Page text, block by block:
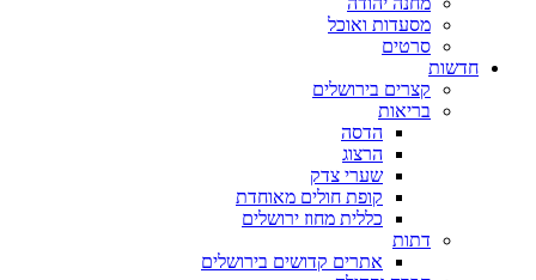
מסעדות ואוכל
סרטים
חדשות
קצרים בירושלים
בריאות
הדסה
הרצוג
שערי צדק
קופת חולים מאוחדת
כללית מחוז ירושלים
דתות
אתרים קדושים בירושלים